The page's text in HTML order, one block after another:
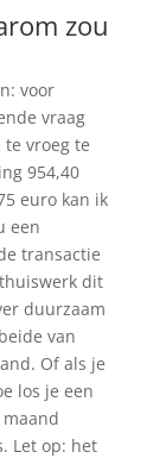
zou
voor
vraag
vroeg te
954,40
euro kan ik
een
transactie
dit
duurzaam
van
Of als je
los je een
Let op: het